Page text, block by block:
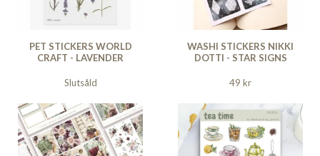
PET STICKERS WORLD
CRAFT - LAVENDER
Slutsåld
WASHI STICKERS NIKKI
DOTTI - STAR SIGNS
49 kr